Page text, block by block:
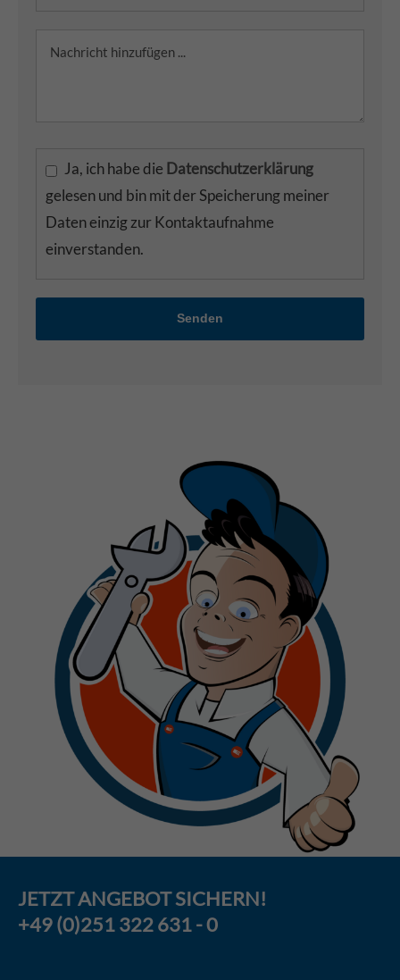
Ja, ich habe die Datenschutzerklärung
gelesen und bin mit der Speicherung meiner
Daten einzig zur Kontaktaufnahme
einverstanden.
Senden
JETZTANGEBOTSICHERN!
+49 (0)251 322 631 - 0